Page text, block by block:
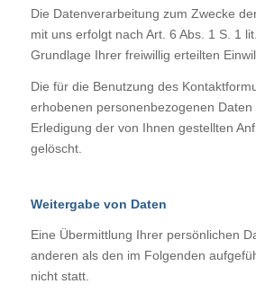
Die Datenverarbeitung zum Zwecke
mit uns erfolgt nach Art. 6 Abs. 1 S. 1
Grundlage Ihrer freiwillig erteilten
Die für die Benutzung des
erhobenen personenbezogenen Daten
Erledigung der von Ihnen gestellten
gelöscht.
Weitergabe von Daten
Eine Übermittlung Ihrer persönlichen
anderen als den im Folgenden
nicht statt.